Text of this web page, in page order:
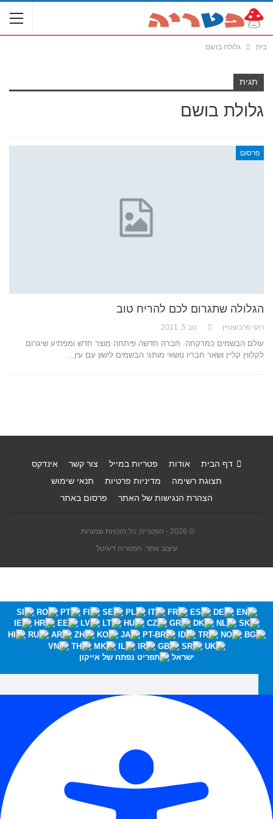
בית גלולת בושם
תגית
גלולת בושם
פרסום
הגלולה שתגרום לכם להריח טוב
רועי פרבשטיין נוב 5, 2011
עולם הבשמים כמרקחה. חברה חדשה פיתחה מוצר חדש ומפתיע שיגרום
לקלווין קליין ושאר חבריו נושאי מותגי הבשמים לישון עם עין…
דף הבית אודות פטריות במייל צור קשר
אינדקס
תצוגת רשימה
מדיניות פרטיות
תנאי שימוש
הצהרת הנגישות של האתר
פרסום באתר
© 2026 - הפטריה. כל הזכויות שמורות.
עיצוב אתר: הפטריה דיגיטל
ישראל